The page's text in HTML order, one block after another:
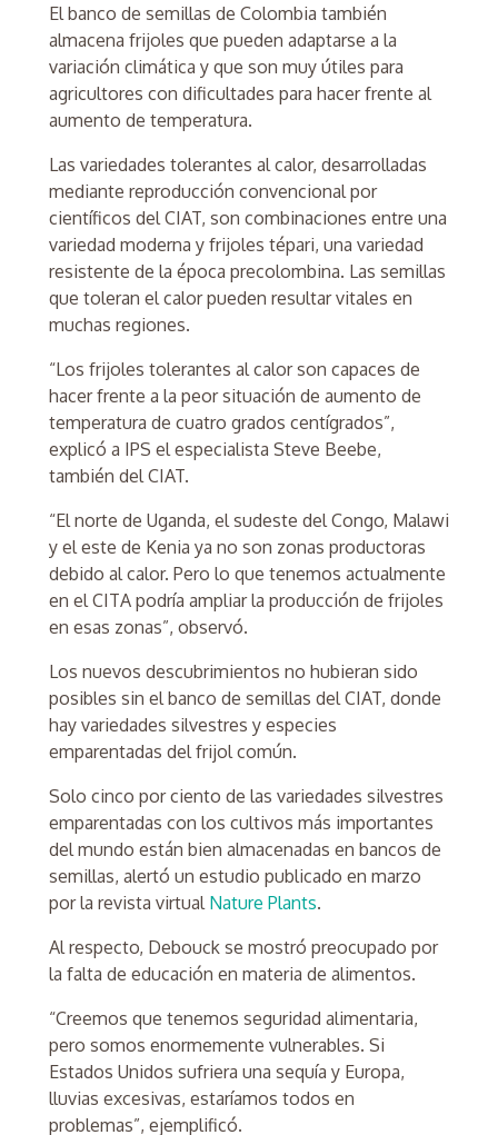
El banco de semillas de Colombia también
almacena frijoles que pueden adaptarse a la
variación climática y que son muy útiles para
agricultores con dificultades para hacer frente al
aumento de temperatura.
Las variedades tolerantes al calor, desarrolladas
mediante reproducción convencional por
científicos del CIAT, son combinaciones entre una
variedad moderna y frijoles tépari, una variedad
resistente de la época precolombina. Las semillas
que toleran el calor pueden resultar vitales en
muchas regiones.
“Los frijoles tolerantes al calor son capaces de
hacer frente a la peor situación de aumento de
temperatura de cuatro grados centígrados”,
explicó a IPS el especialista Steve Beebe,
también del CIAT.
“El norte de Uganda, el sudeste del Congo, Malawi
y el este de Kenia ya no son zonas productoras
debido al calor. Pero lo que tenemos actualmente
en el CITA podría ampliar la producción de frijoles
en esas zonas”, observó.
Los nuevos descubrimientos no hubieran sido
posibles sin el banco de semillas del CIAT, donde
hay variedades silvestres y especies
emparentadas del frijol común.
Solo cinco por ciento de las variedades silvestres
emparentadas con los cultivos más importantes
del mundo están bien almacenadas en bancos de
semillas, alertó un estudio publicado en marzo
por la revista virtual Nature Plants.
Al respecto, Debouck se mostró preocupado por
la falta de educación en materia de alimentos.
“Creemos que tenemos seguridad alimentaria,
pero somos enormemente vulnerables. Si
Estados Unidos sufriera una sequía y Europa,
lluvias excesivas, estaríamos todos en
problemas”, ejemplificó.